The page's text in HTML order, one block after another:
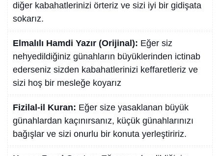
diğer kabahatlerinizi örteriz ve sizi iyi bir gidişata
sokarız.
Elmalılı Hamdi Yazır (Orijinal): Eğer siz
nehyedildiğiniz günahların büyüklerinden ictinab
ederseniz sizden kabahatlerinizi keffaretleriz ve
sizi hoş bir mesleğe koyarız
Fizilal-il Kuran: Eğer size yasaklanan büyük
günahlardan kaçınırsanız, küçük günahlarınızı
bağışlar ve sizi onurlu bir konuta yerleştiririz.